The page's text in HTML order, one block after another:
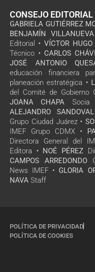
CONSEJO EDITORIAL
GABRIELA GUTIÉRREZ
BENJAMÍN
Editorial • VÍCTOR
Técnico • CARLOS
JOSÉ ANTONIO
educación financiera
planeación estratégica •
del Comité de Gobierno
JOANA CHAPA Socia
ALEJANDRO
Grupo Ciudad Juárez •
IMEF Grupo CDMX •
Directora General del
Editora •
NOÉ PÉREZ
CAMPOS ARREDONDO
News IMEF • GLORIA
NAVA Staff
POLÍTICA DE PRIVACIDAD
POLÍTICA DE COOKIES